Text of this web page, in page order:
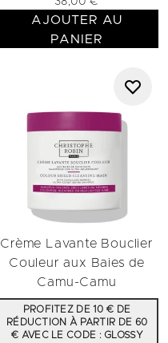
AJOUTER AU
PANIER
Crème Lavante Bouclier
Couleur aux Baies de
Camu-Camu
PROFITEZ DE 10 € DE
RÉDUCTION À PARTIR DE 60
€ AVEC LE CODE : GLOSSY